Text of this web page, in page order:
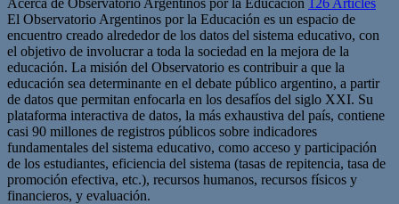
El Observatorio Argentinos por la Educación es un espacio de
encuentro creado alrededor de los datos del sistema educativo, con
el objetivo de involucrar a toda la sociedad en la mejora de la
educación. La misión del Observatorio es contribuir a que la
educación sea determinante en el debate público argentino, a partir
de datos que permitan enfocarla en los desafíos del siglo XXI. Su
plataforma interactiva de datos, la más exhaustiva del país, contiene
casi 90 millones de registros públicos sobre indicadores
fundamentales del sistema educativo, como acceso y participación
de los estudiantes, eficiencia del sistema (tasas de repitencia, tasa de
promoción efectiva, etc.), recursos humanos, recursos físicos y
financieros, y evaluación.